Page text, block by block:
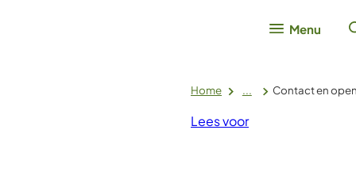
Menu
Home ... Contact en
Lees voor